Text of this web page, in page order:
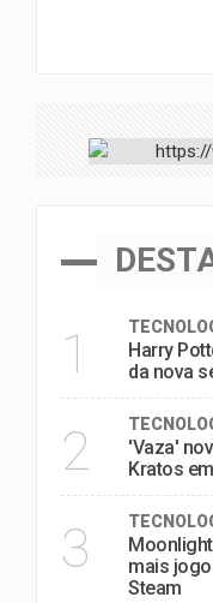
1
Harry
da nova
2
'Vaza'
Kratos
3
mais
Steam